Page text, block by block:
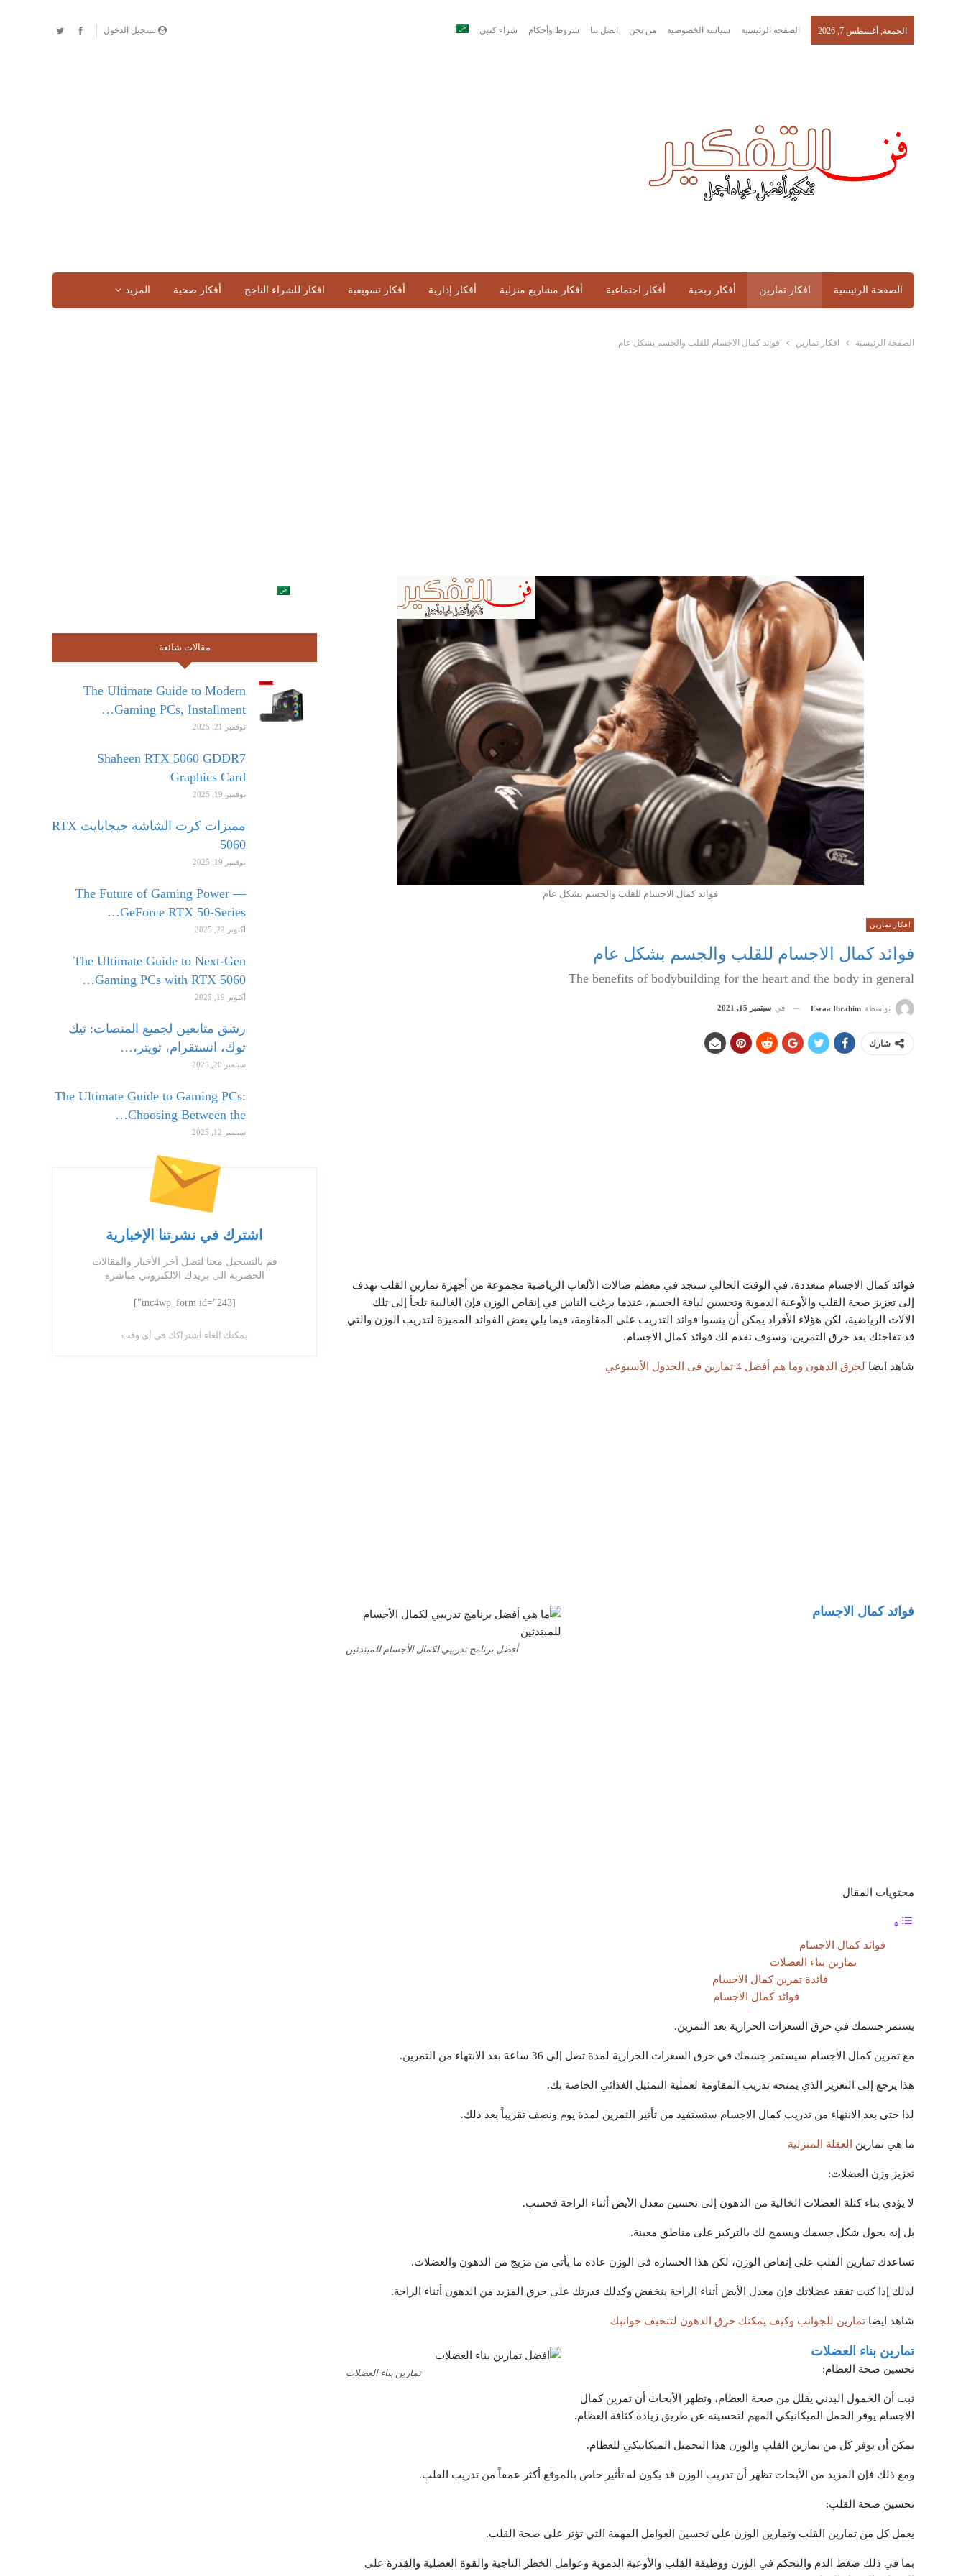
تسجيل الدخول الجمعة, أغسطس 7, 2026 الصفحة الرئيسية سياسة الخصوصية من نحن اتصل بنا شروط وأحكام شراء كتبي
الصفحة الرئيسية افكار تمارين أفكار ربحية أفكار اجتماعية أفكار مشاريع منزلية أفكار إدارية أفكار تسويقية افكار للشراء الناجح أفكار صحية المزيد
الصفحة الرئيسية افكار تمارين فوائد كمال الاجسام للقلب والجسم بشكل عام
فوائد كمال الاجسام للقلب والجسم بشكل عام
افكار تمارين
فوائد كمال الاجسام للقلب والجسم بشكل عام
The benefits of bodybuilding for the heart and the body in general
بواسطة Esraa Ibrahim في سبتمبر 15, 2021
شارك
فوائد كمال الاجسام متعددة، في الوقت الحالي ستجد في معظم صالات الألعاب الرياضية مجموعة من أجهزة تمارين القلب تهدف
إلى تعزيز صحة القلب والأوعية الدموية وتحسين لياقة الجسم، عندما يرغب الناس في إنقاص الوزن فإن الغالبية تلجأ إلى تلك
الآلات الرياضية، لكن هؤلاء الأفراد يمكن أن ينسوا فوائد التدريب على المقاومة، فيما يلي بعض الفوائد المميزة لتدريب الوزن والتي
قد تفاجئك بعد حرق التمرين، وسوف نقدم لك فوائد كمال الاجسام.
شاهد ايضا لحرق الدهون وما هم أفضل 4 تمارين فى الجدول الأسبوعي
أفضل برنامج تدريبي لكمال الأجسام للمبتدئين
فوائد كمال الاجسام
محتويات المقال
فوائد كمال الاجسام
تمارين بناء العضلات
فائدة تمرين كمال الاجسام
فوائد كمال الاجسام
يستمر جسمك في حرق السعرات الحرارية بعد التمرين.
مع تمرين كمال الاجسام سيستمر جسمك في حرق السعرات الحرارية لمدة تصل إلى 36 ساعة بعد الانتهاء من التمرين.
هذا يرجع إلى التعزيز الذي يمنحه تدريب المقاومة لعملية التمثيل الغذائي الخاصة بك.
لذا حتى بعد الانتهاء من تدريب كمال الاجسام ستستفيد من تأثير التمرين لمدة يوم ونصف تقريباً بعد ذلك.
ما هي تمارين العقلة المنزلية
تعزيز وزن العضلات:
لا يؤدي بناء كتلة العضلات الخالية من الدهون إلى تحسين معدل الأيض أثناء الراحة فحسب.
بل إنه يحول شكل جسمك ويسمح لك بالتركيز على مناطق معينة.
تساعدك تمارين القلب على إنقاص الوزن، لكن هذا الخسارة في الوزن عادة ما يأتي من مزيج من الدهون والعضلات.
لذلك إذا كنت تفقد عضلاتك فإن معدل الأيض أثناء الراحة ينخفض ​​وكذلك قدرتك على حرق المزيد من الدهون أثناء الراحة.
شاهد ايضا تمارين للجوانب وكيف يمكنك حرق الدهون لتنحيف جوانبك
تمارين بناء العضلات
تمارين بناء العضلات
تحسين صحة العظام:
ثبت أن الخمول البدني يقلل من صحة العظام، وتظهر الأبحاث أن تمرين كمال
الاجسام يوفر الحمل الميكانيكي المهم لتحسينه عن طريق زيادة كثافة العظام.
يمكن أن يوفر كل من تمارين القلب والوزن هذا التحميل الميكانيكي للعظام.
ومع ذلك فإن المزيد من الأبحاث تظهر أن تدريب الوزن قد يكون له تأثير خاص بالموقع أكثر عمقاً من تدريب القلب.
تحسين صحة القلب:
يعمل كل من تمارين القلب وتمارين الوزن على تحسين العوامل المهمة التي تؤثر على صحة القلب.
بما في ذلك ضغط الدم والتحكم في الوزن ووظيفة القلب والأوعية الدموية وعوامل الخطر التاجية والقوة العضلية والقدرة على
مقالات شائعة
The Ultimate Guide to Modern
Gaming PCs, Installment…
نوفمبر 21, 2025
Shaheen RTX 5060 GDDR7
Graphics Card
نوفمبر 19, 2025
مميزات كرت الشاشة جيجابايت RTX
5060
نوفمبر 19, 2025
The Future of Gaming Power —
GeForce RTX 50-Series…
أكتوبر 22, 2025
The Ultimate Guide to Next-Gen
Gaming PCs with RTX 5060…
أكتوبر 19, 2025
رشق متابعين لجميع المنصات: تيك
توك، انستقرام، تويتر،…
سبتمبر 20, 2025
The Ultimate Guide to Gaming PCs:
Choosing Between the…
سبتمبر 12, 2025
اشترك في نشرتنا الإخبارية
قم بالتسجيل معنا لتصل آخر الأخبار والمقالات
الحصرية الى بريدك الالكتروني مباشرة
[mc4wp_form id="243"]
يمكنك الغاء اشتراكك في أي وقت